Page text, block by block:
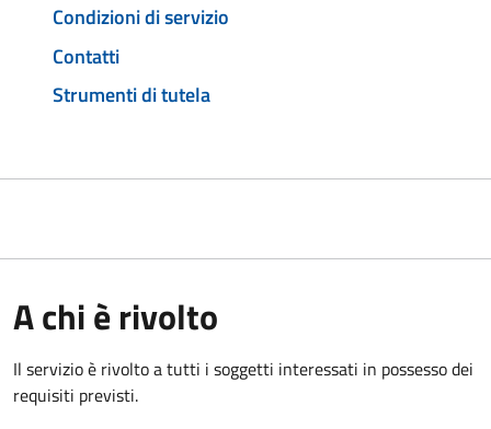
Condizioni di servizio
Contatti
Strumenti di tutela
A chi è rivolto
Il servizio è rivolto a tutti i soggetti interessati in possesso dei
requisiti previsti.